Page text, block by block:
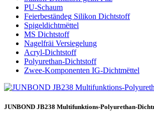
PU-Schaum
Feierbeständeg Silikon Dichtstoff
Spigeldichtmëttel
MS Dichtstoff
Nagelfräi Versiegelung
Acryl-Dichtstoff
Polyurethan-Dichtstoff
Zwee-Komponenten IG-Dichtmëttel
JUNBOND JB238 Multifunktions-Polyurethan-